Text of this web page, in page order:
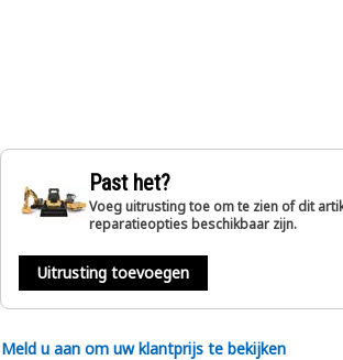
Past het?
Voeg uitrusting toe om te zien of dit
reparatieopties beschikbaar zijn.
Uitrusting toevoegen
Meld u aan om uw klantprijs te bekijken